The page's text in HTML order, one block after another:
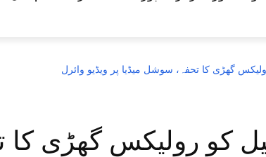
گھڑی کا تحفہ، سوشل میڈیا پر ویڈیو وائرل
کو رولیکس گھڑی کا